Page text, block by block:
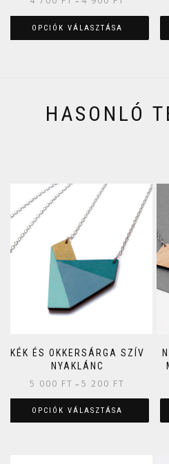
OPCIÓK VÁLASZTÁSA
HASONLÓ
KÉK ÉS OKKERSÁRGA SZÍV
NYAKLÁNC
5 000 FT – 5 200 FT
OPCIÓK VÁLASZTÁSA